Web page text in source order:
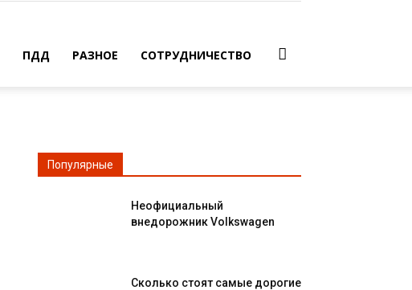
ПДД РАЗНОЕ СОТРУДНИЧЕСТВО
Популярные
Неофициальный
внедорожник Volkswagen
Сколько стоят самые дорогие